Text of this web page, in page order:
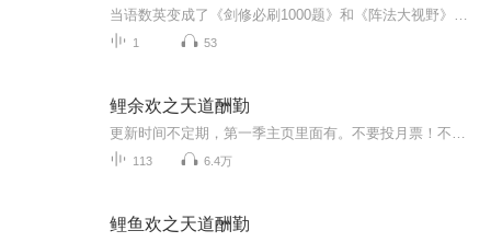
1 53
鲤余欢之天道酬勤
113 6.4万
鲤鱼欢之天道酬勤